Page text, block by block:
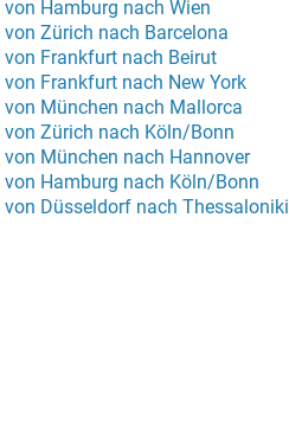
von Hamburg nach Wien
von Zürich nach Barcelona
von Frankfurt nach Beirut
von Frankfurt nach New York
von München nach Mallorca
von Zürich nach Köln/Bonn
von München nach Hannover
von Hamburg nach Köln/Bonn
von Düsseldorf nach Thessaloniki